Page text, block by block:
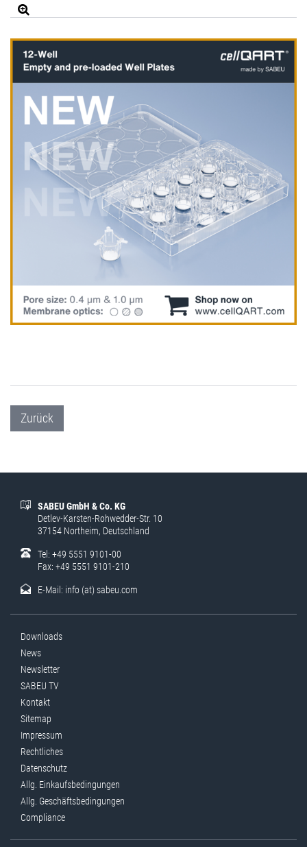
Zurück
SABEU GmbH & Co. KG
Detlev-Karsten-Rohwedder-Str. 10
37154 Northeim, Deutschland
Tel: +49 5551 9101-00
Fax: +49 5551 9101-210
E-Mail: info (at) sabeu.com
Downloads
News
Newsletter
SABEU TV
Kontakt
Sitemap
Impressum
Rechtliches
Datenschutz
Allg. Einkaufsbedingungen
Allg. Geschäftsbedingungen
Compliance